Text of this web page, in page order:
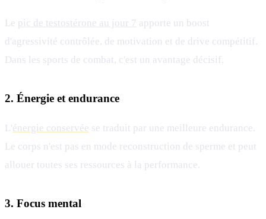
Le pic de testostérone au jour 7 apporte un boost
d'agressivité contrôlée, de motivation et de drive compétitif.
Dans les sports de combat, c'est un avantage décisif.
2. Énergie et endurance
L'énergie conservée se traduit par une meilleure endurance.
Le corps n'est pas en mode reconstruction de sperme et peut
allouer toutes ses ressources à la performance.
3. Focus mental